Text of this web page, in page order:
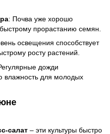
: Почва уже хорошо
прорастанию семян.
освещения способствует
росту растений.
дожди
влажность для молодых
салат – эти культуры быстро